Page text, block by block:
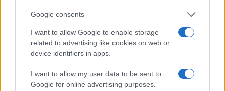
Google consents
I want to allow Google to enable storage
related to advertising like cookies on web or
device identifiers in apps.
I want to allow my user data to be sent to
Google for online advertising purposes.
Ελίζαμπεθ Ελέτσι και Νεκτάριος Λεμονίδης
πήγαν στον Άγιο Νεκτάριο Βούλας για να
πάρουν την ευχή για τον γιο τους
Παρκαδόρος στο Ελαφονήσι συνελήφθη
για έβδομη φορά - Τον «τσάκωσαν»
τουρίστες
Στην Κρήτη ο Κυριάκος Μητσοτάκης,